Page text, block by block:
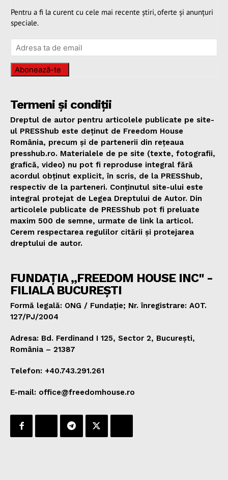
Pentru a fi la curent cu cele mai recente știri, oferte și anunțuri
speciale.
Abonează-te
Termeni și condiții
Dreptul de autor pentru articolele publicate pe site-
ul PRESShub este deținut de Freedom House
România, precum și de partenerii din rețeaua
presshub.ro. Materialele de pe site (texte, fotografii,
grafică, video) nu pot fi reproduse integral fără
acordul obținut explicit, în scris, de la PRESShub,
respectiv de la parteneri. Conținutul site-ului este
integral protejat de Legea Dreptului de Autor. Din
articolele publicate de PRESShub pot fi preluate
maxim 500 de semne, urmate de link la articol.
Cerem respectarea regulilor citării și protejarea
dreptului de autor.
FUNDAȚIA „FREEDOM HOUSE INC" -
FILIALA BUCUREȘTI
Formă legală: ONG / Fundație; Nr. înregistrare: AOT.
127/PJ/2004
Adresa: Bd. Ferdinand I 125, Sector 2, București,
România – 21387
Telefon: +40.743.291.261
E-mail: office@freedomhouse.ro